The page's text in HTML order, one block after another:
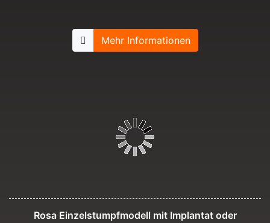
Mehr Informationen
Rosa Einzelstumpfmodell mit Implantat oder